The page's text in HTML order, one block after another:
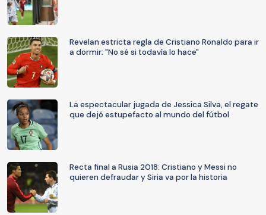
Revelan estricta regla de Cristiano Ronaldo para ir
a dormir: "No sé si todavía lo hace"
La espectacular jugada de Jessica Silva, el regate
que dejó estupefacto al mundo del fútbol
Recta final a Rusia 2018: Cristiano y Messi no
quieren defraudar y Siria va por la historia